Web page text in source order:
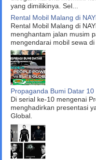
yang dimilikinya. Sel...
Rental Mobil Malang di
Rental Mobil Malang di
menghantam jalan musim
mengendarai mobil sewa di
Propaganda Bumi Datar
Di serial ke-10 mengenai
menghadirkan presentasi
Global.